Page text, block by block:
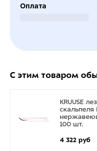
Оплата
С этим товаром
KRUUSE
100 шт.
4 322 руб